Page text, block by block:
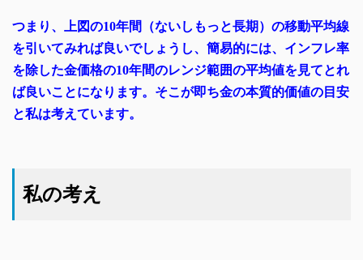
つまり、上図の10年間 （ないしもっと長期） の移動平均線
を引いてみれば良いでしょうし、簡易的には、インフレ率
を除した金価格の10年間のレンジ範囲の平均値を見てとれ
ば良いことになります。そこが即ち金の本質的価値の目安
と私は考えています。
私の考え